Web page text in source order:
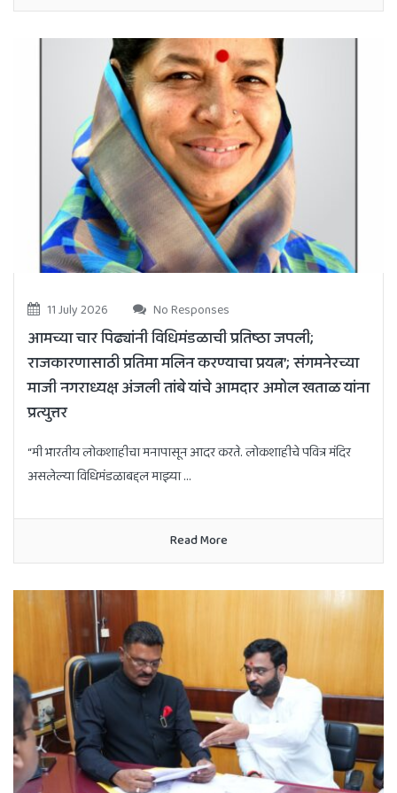
11 July 2026 No Responses
आमच्या चार पिढ्यांनी विधिमंडळाची प्रतिष्ठा जपली;
राजकारणासाठी प्रतिमा मलिन करण्याचा प्रयत्न’; संगमनेरच्या
माजी नगराध्यक्ष अंजली तांबे यांचे आमदार अमोल खताळ यांना
प्रत्युत्तर
“मी भारतीय लोकशाहीचा मनापासून आदर करते. लोकशाहीचे पवित्र मंदिर
असलेल्या विधिमंडळाबद्दल माझ्या ...
Read More